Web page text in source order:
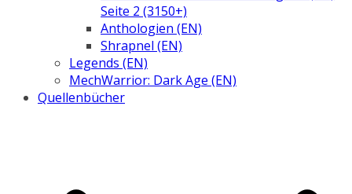
Seite 2 (3150+)
Anthologien (EN)
Shrapnel (EN)
Legends (EN)
MechWarrior: Dark Age (EN)
Quellenbücher